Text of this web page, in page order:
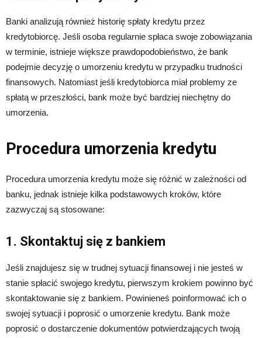
Banki analizują również historię spłaty kredytu przez
kredytobiorcę. Jeśli osoba regularnie spłaca swoje zobowiązania
w terminie, istnieje większe prawdopodobieństwo, że bank
podejmie decyzję o umorzeniu kredytu w przypadku trudności
finansowych. Natomiast jeśli kredytobiorca miał problemy ze
spłatą w przeszłości, bank może być bardziej niechętny do
umorzenia.
Procedura umorzenia kredytu
Procedura umorzenia kredytu może się różnić w zależności od
banku, jednak istnieje kilka podstawowych kroków, które
zazwyczaj są stosowane:
1. Skontaktuj się z bankiem
Jeśli znajdujesz się w trudnej sytuacji finansowej i nie jesteś w
stanie spłacić swojego kredytu, pierwszym krokiem powinno być
skontaktowanie się z bankiem. Powinieneś poinformować ich o
swojej sytuacji i poprosić o umorzenie kredytu. Bank może
poprosić o dostarczenie dokumentów potwierdzających twoją